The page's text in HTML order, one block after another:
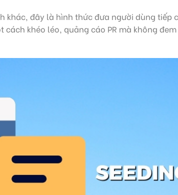
khác, đây là hình thức đưa người dùng tiếp
khéo léo, quảng cáo PR mà không